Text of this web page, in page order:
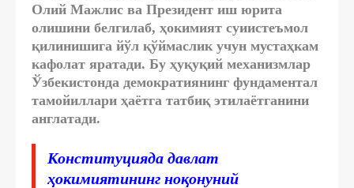
Олий Мажлис ва Президент иш юрита
олишини белгилаб, ҳокимият суиистеъмол
қилинишига йўл қўймаслик учун мустаҳкам
кафолат яратади. Бу ҳуқуқий механизмлар
Ўзбекистонда демократиянинг фундаментал
тамойиллари ҳаётга татбиқ этилаётганини
англатади.
Конституцияда давлат
ҳокимиятининг ноқонуний